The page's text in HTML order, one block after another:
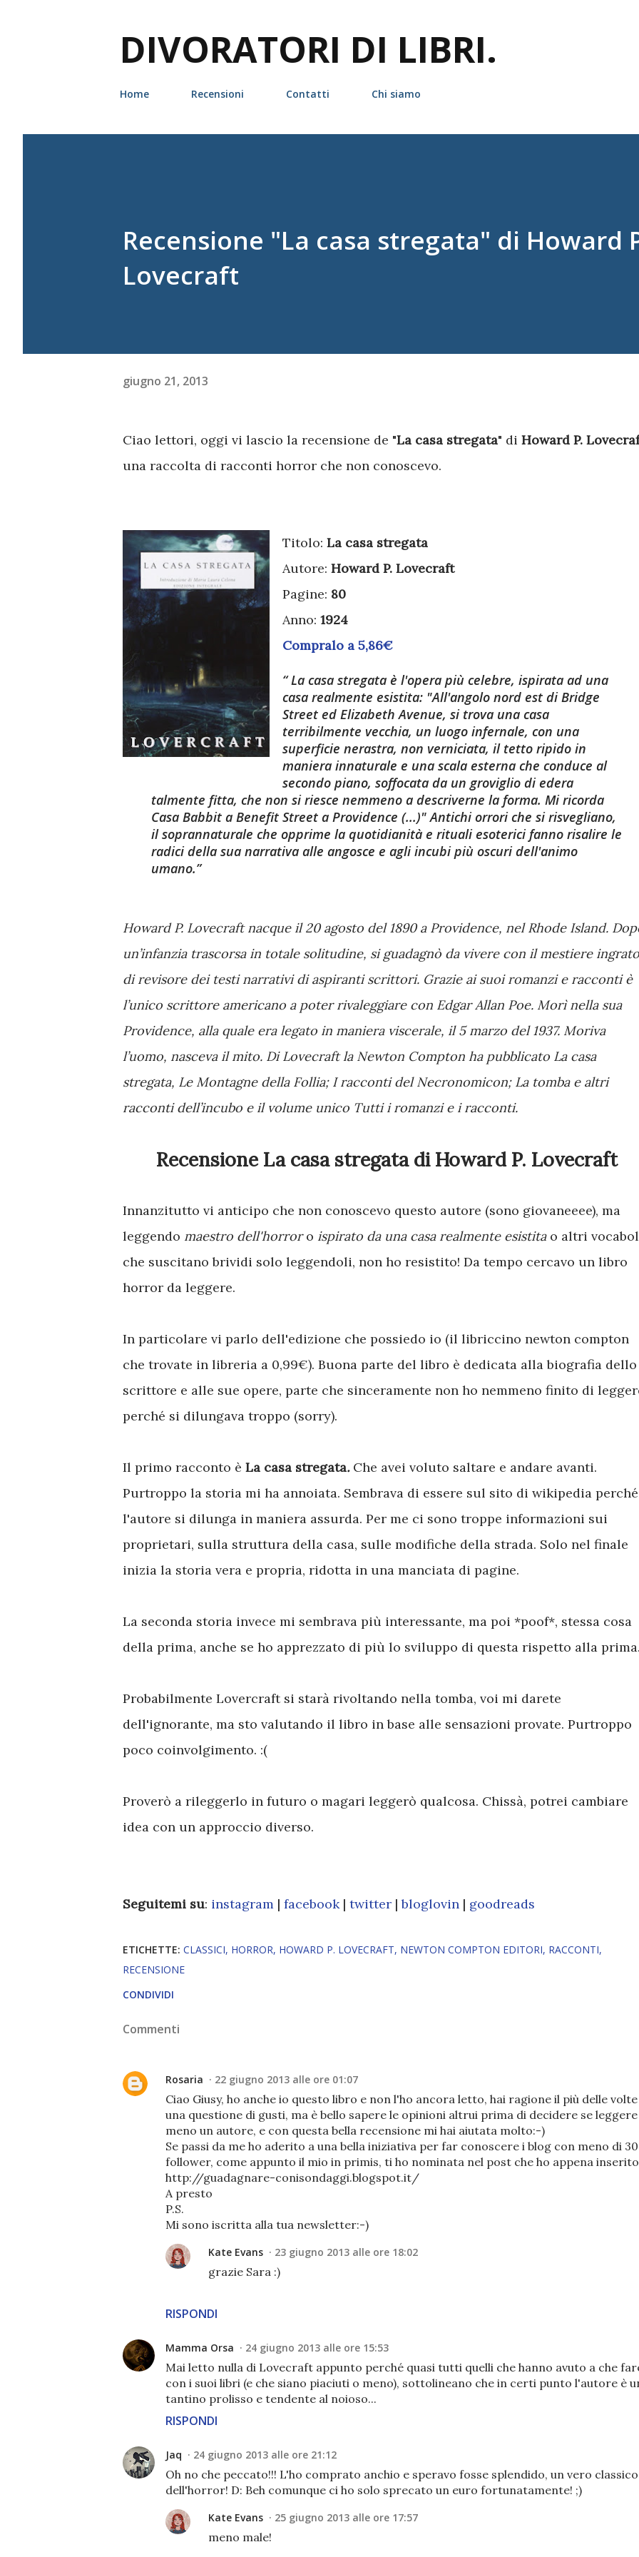
DIVORATORI DI LIBRI.
Home Recensioni Contatti Chi siamo
Recensione "La casa stregata" di Howard
Lovecraft
giugno 21, 2013
Ciao lettori, oggi vi lascio la recensione de "La casa stregata" di Howard P.
una raccolta di racconti horror che non conoscevo.
Titolo: La casa stregata
Autore: Howard P. Lovecraft
Pagine: 80
Anno: 1924
Compralo a 5,86€
La casa stregata è l'opera più celebre, ispirata ad una
casa realmente esistita: "All'angolo nord est di Bridge
Street ed Elizabeth Avenue, si trova una casa
terribilmente vecchia, un luogo infernale, con una
superficie nerastra, non verniciata, il tetto ripido in
maniera innaturale e una scala esterna che conduce al
secondo piano, soffocata da un groviglio di edera
talmente fitta, che non si riesce nemmeno a descriverne la forma. Mi ricorda
Casa Babbit a Benefit Street a Providence (...)" Antichi orrori che si risvegliano,
il soprannaturale che opprime la quotidianità e rituali esoterici fanno risalire le
radici della sua narrativa alle angosce e agli incubi più oscuri dell'animo
umano.
Howard P. Lovecraft nacque il 20 agosto del 1890 a Providence, nel Rhode Island.
un’infanzia trascorsa in totale solitudine, si guadagnò da vivere con il mestiere ingrato
di revisore dei testi narrativi di aspiranti scrittori. Grazie ai suoi romanzi e racconti è
l’unico scrittore americano a poter rivaleggiare con Edgar Allan Poe. Morì nella sua
Providence, alla quale era legato in maniera viscerale, il 5 marzo del 1937. Moriva
l’uomo, nasceva il mito. Di Lovecraft la Newton Compton ha pubblicato La casa
stregata, Le Montagne della Follia; I racconti del Necronomicon; La tomba e altri
racconti dell’incubo e il volume unico Tutti i romanzi e i racconti.
Recensione La casa stregata di Howard P. Lovecraft
Innanzitutto vi anticipo che non conoscevo questo autore (sono giovaneeee), ma
leggendo maestro dell'horroro ispirato da una casa realmente esistitao altri
che suscitano brividi solo leggendoli, non ho resistito! Da tempo cercavo un libro
horror da leggere.
In particolare vi parlo dell'edizione che possiedo io (il libriccino newton compton
che trovate in libreria a 0,99€). Buona parte del libro è dedicata alla biografia dello
scrittore e alle sue opere, parte che sinceramente non ho nemmeno finito di
perché si dilungava troppo (sorry).
Il primo racconto è La casa stregata.Che avei voluto saltare e andare avanti.
Purtroppo la storia mi ha annoiata. Sembrava di essere sul sito di wikipedia perché
l'autore si dilunga in maniera assurda. Per me ci sono troppe informazioni sui
proprietari, sulla struttura della casa, sulle modifiche della strada. Solo nel finale
inizia la storia vera e propria, ridotta in una manciata di pagine.
La seconda storia invece mi sembrava più interessante, ma poi *poof*, stessa cosa
della prima, anche se ho apprezzato di più lo sviluppo di questa rispetto alla
Probabilmente Lovercraft si starà rivoltando nella tomba, voi mi darete
dell'ignorante, ma sto valutando il libro in base alle sensazioni provate. Purtroppo
poco coinvolgimento. :(
Proverò a rileggerlo in futuro o magari leggerò qualcosa. Chissà, potrei cambiare
idea con un approccio diverso.
Seguitemi su: instagram | facebook | twitter |bloglovin | goodreads
ETICHETTE: CLASSICI HORROR HOWARD P. LOVECRAFT NEWTON COMPTON EDITORI RACCONTI
RECENSIONE
CONDIVIDI
Commenti
Rosaria 22 giugno 2013 alle ore 01:07
Ciao Giusy, ho anche io questo libro e non l'ho ancora letto, hai ragione il più delle
una questione di gusti, ma è bello sapere le opinioni altrui prima di decidere se
meno un autore, e con questa bella recensione mi hai aiutata molto:-)
Se passi da me ho aderito a una bella iniziativa per far conoscere i blog con meno di
follower, come appunto il mio in primis, ti ho nominata nel post che ho appena inserito
http://guadagnare-conisondaggi.blogspot.it/
A presto
P.S.
Mi sono iscritta alla tua newsletter:-)
RISPONDI
Kate Evans 23 giugno 2013 alle ore 18:02
grazie Sara :)
Mamma Orsa 24 giugno 2013 alle ore 15:53
Mai letto nulla di Lovecraft appunto perché quasi tutti quelli che hanno avuto a che
con i suoi libri (e che siano piaciuti o meno), sottolineano che in certi punto l'autore è
tantino prolisso e tendente al noioso...
RISPONDI
Jaq 24 giugno 2013 alle ore 21:12
Oh no che peccato!!! L'ho comprato anchio e speravo fosse splendido, un vero classico
dell'horror! D: Beh comunque ci ho solo sprecato un euro fortunatamente! ;)
Kate Evans 25 giugno 2013 alle ore 17:57
meno male!